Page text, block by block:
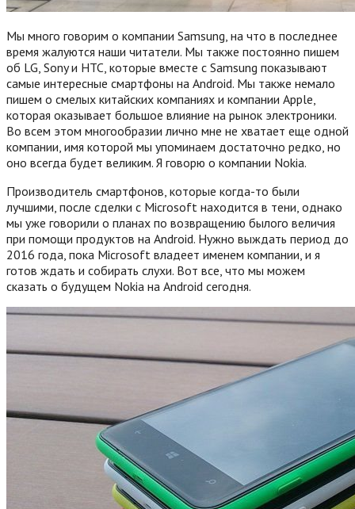
Мы много говорим о компании Samsung, на что в последнее
время жалуются наши читатели. Мы также постоянно пишем
об LG, Sony и HTC, которые вместе с Samsung показывают
самые интересные смартфоны на Android. Мы также немало
пишем о смелых китайских компаниях и компании Apple,
которая оказывает большое влияние на рынок электроники.
Во всем этом многообразии лично мне не хватает еще одной
компании, имя которой мы упоминаем достаточно редко, но
оно всегда будет великим. Я говорю о компании Nokia.
Производитель смартфонов, которые когда-то были
лучшими, после сделки с Microsoft находится в тени, однако
мы уже говорили о планах по возвращению былого величия
при помощи продуктов на Android. Нужно выждать период до
2016 года, пока Microsoft владеет именем компании, и я
готов ждать и собирать слухи. Вот все, что мы можем
сказать о будущем Nokia на Android сегодня.